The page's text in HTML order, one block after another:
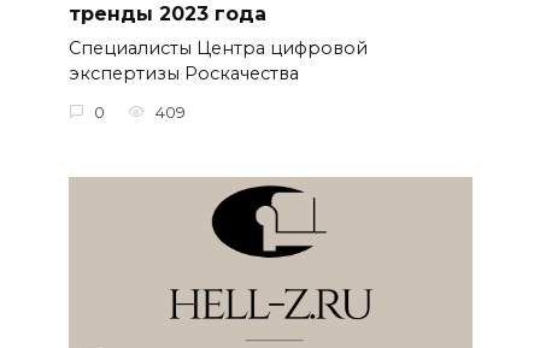
тренды 2023 года
Специалисты Центра цифровой
экспертизы Роскачества
0 409